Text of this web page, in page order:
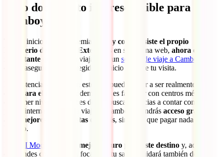
Otro documento imprescindible para
Camboya
Tras el inicio de la pandemia, y
tal y como insiste el propio
Ministerio de Asuntos Exteriores
en su página web, ahora es más
importante que nunca
viajar con un seguro de viaje a Camboya
que te asegure estar protegido de inicio a fin de tu visita.
La asistencia sanitaria en este país puede llegar a ser realmente
cara para el turista
y, además, no es fácil dar con centros médicos
de primer nivel si no sabes dónde buscar. Gracias a contar con una
póliza internacional para viajar a Camboya, tendrás acceso gratuito
a los mejores especialistas del país, sin tener que pagar nada de tu
bolsillo.
IATI Mochilero el mejor seguro para este destino y, además
de grandes coberturas enfocadas a tu salud, cuidará también de ti en